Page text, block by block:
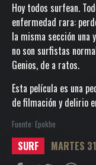
Hoy todos surfean.
enfermedad rara:
la misma sección una
no son surfistas
Genios, de a ratos.
Esta película es una
de filmación y delirio
Fuente: Epokhe
SURF MARTES